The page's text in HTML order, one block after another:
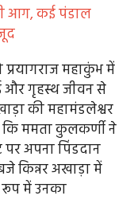
आग, कई पंडाल
महाकुंभ में
गृहस्थ जीवन से
की महामंडलेश्वर
कि ममता कुलकर्णी ने
अपना पिंडदान
किन्नर अखाड़ा में
रूप में उनका